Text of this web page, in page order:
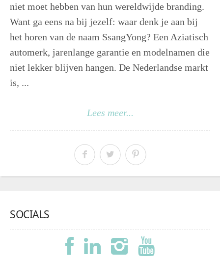
niet moet hebben van hun wereldwijde branding.
Want ga eens na bij jezelf: waar denk je aan bij
het horen van de naam SsangYong? Een Aziatisch
automerk, jarenlange garantie en modelnamen die
niet lekker blijven hangen. De Nederlandse markt
is, ...
Lees meer...
SOCIALS